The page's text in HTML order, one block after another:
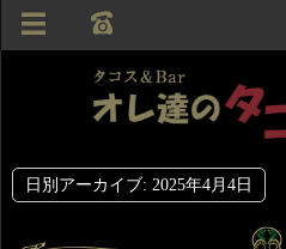
日別アーカイブ: 2025年4月4日